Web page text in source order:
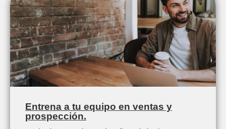
Entrena a tu equipo en ventas y
prospección.